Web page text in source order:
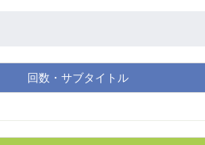
回数・サブタイトル